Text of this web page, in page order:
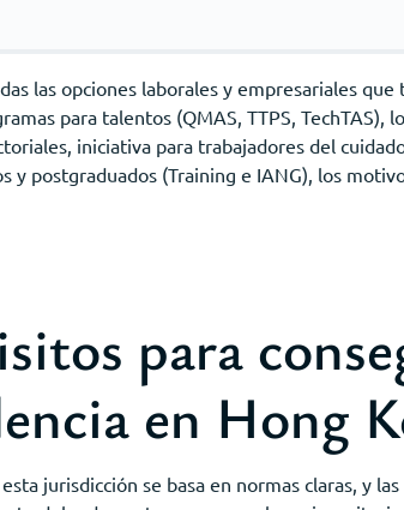
las opciones laborales y empresariales
para talentos (QMAS, TTPS, TechTAS),
iniciativa para trabajadores del
y postgraduados (Training e IANG), los
para
en Hong
jurisdicción se basa en normas claras, y